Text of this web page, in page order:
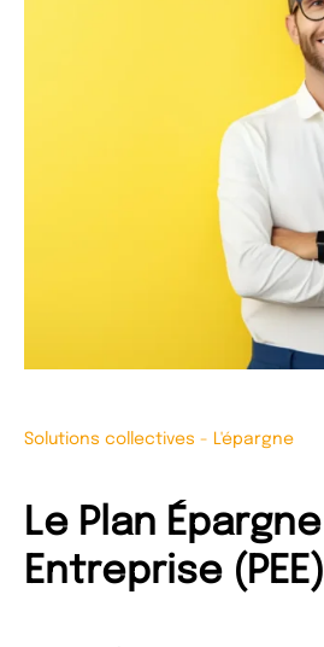
Solutions collectives - L'épargne
Le Plan Épargne
Entreprise (PEE)